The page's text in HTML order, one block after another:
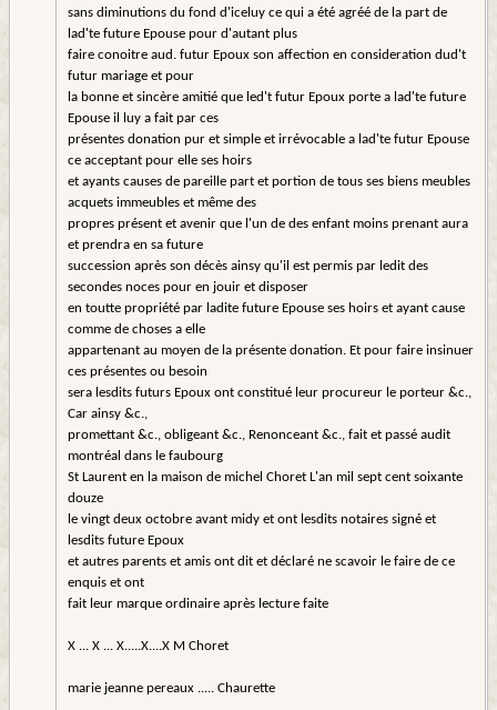
sans diminutions du fond d'iceluy ce qui a été agréé de la part de
lad'te future Epouse pour d'autant plus
faire conoitre aud. futur Epoux son affection en consideration dud't
futur mariage et pour
la bonne et sincère amitié que led't futur Epoux porte a lad'te future
Epouse il luy a fait par ces
présentes donation pur et simple et irrévocable a lad'te futur Epouse
ce acceptant pour elle ses hoirs
et ayants causes de pareille part et portion de tous ses biens meubles
acquets immeubles et même des
propres présent et avenir que l'un de des enfant moins prenant aura
et prendra en sa future
succession après son décès ainsy qu'il est permis par ledit des
secondes noces pour en jouir et disposer
en toutte propriété par ladite future Epouse ses hoirs et ayant cause
comme de choses a elle
appartenant au moyen de la présente donation. Et pour faire insinuer
ces présentes ou besoin
sera lesdits futurs Epoux ont constitué leur procureur le porteur &c.,
Car ainsy &c.,
promettant &c., obligeant &c., Renonceant &c., fait et passé audit
montréal dans le faubourg
St Laurent en la maison de michel Choret L'an mil sept cent soixante
douze
le vingt deux octobre avant midy et ont lesdits notaires signé et
lesdits future Epoux
et autres parents et amis ont dit et déclaré ne scavoir le faire de ce
enquis et ont
fait leur marque ordinaire après lecture faite
X ... X ... X.....X....X M Choret
marie jeanne pereaux ..... Chaurette